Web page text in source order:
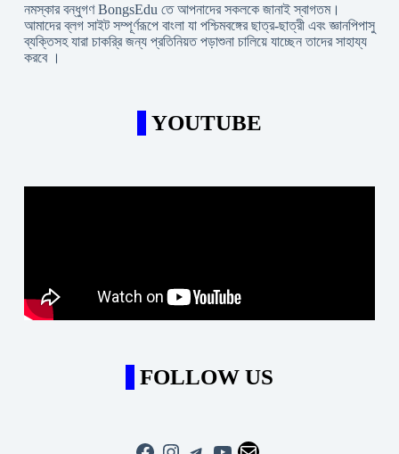
নমস্কার বন্ধুগণ BongsEdu তে আপনাদের সকলকে জানাই স্বাগতম।
আমাদের ব্লগ সাইট সম্পূর্ণরূপে বাংলা যা পশ্চিমবঙ্গের ছাত্র-ছাত্রী এবং জ্ঞানপিপাসু
ব্যক্তিসহ যারা চাকরি্র জন্য প্রতিনিয়ত পড়াশুনা চালিয়ে যাচ্ছেন তাদের সাহায্য
করবে ।
YOUTUBE
FOLLOW US